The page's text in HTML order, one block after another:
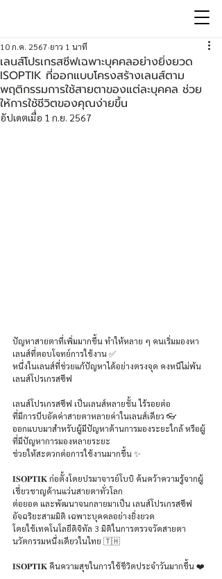
เลนส์โปรเกรสซีฟเฉพาะบุคคลอย่างยิ่งยวด
ISOPTIK ที่ออกแบบโครงสร้างเลนส์ตาม
พฤติกรรมการใช้สายตาของแต่ละบุคคล ช่วย
ให้การใช้ชีวิตของคุณง่ายขึ้น
10 ก.ค. 2567 ยาว 1 นาที
อัปเดตเมื่อ 1 ก.ย. 2567
ปัญหาสายตาที่เพิ่มมากขึ้น ทำให้หลาย ๆ คนเริ่มมองหา
เลนส์ที่ตอบโจทย์การใช้งาน ✅
หนึ่งในเลนส์ที่ช่วยแก้ปัญหาได้อย่างตรงจุด คงหนีไม่พ้น
เลนส์โปรเกรสซีฟ
เลนส์โปรเกรสซีฟ เป็นเลนส์หลายชั้น ไร้รอยต่อ
ที่มีการบีบอัดค่าสายตาหลายค่าในเลนส์เดียว 👓
ออกแบบมาสำหรับผู้มีปัญหาด้านการมองระยะใกล้ หรือผู้
ที่มีปัญหาการมองหลายระยะ
ช่วยให้สะดวกต่อการใช้งานมากขึ้น ✨
𝐈𝐒𝐎𝐏𝐓𝐈𝐊 ก่อตั้งโดยปรมาจารย์โบบิ ค้นคว้าความรู้จากผู้
เชี่ยวชาญด้านแว่นสายตาทั่วโลก
ต่อยอด และพัฒนาจนกลายมาเป็น เลนส์โปรเกรสซีฟ
อัจฉริยะสามมิติ เฉพาะบุคคลอย่างยิ่งยวด
โดยใช้เทคโนโลยีดิจิทัล 3 มิติในการตรวจวัดสายตา
นวัตกรรมหนึ่งเดียวในไทย 🇹🇭
𝐈𝐒𝐎𝐏𝐓𝐈𝐊 คืนความสุขในการใช้ชีวิตประจำวันมากขึ้น ❤️